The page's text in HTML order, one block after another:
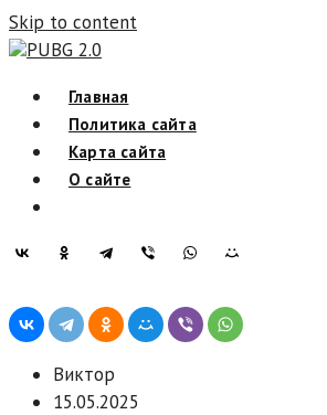
Skip to content
PUBG 2.0
Главная
Политика сайта
Карта сайта
О сайте
Виктор
15.05.2025